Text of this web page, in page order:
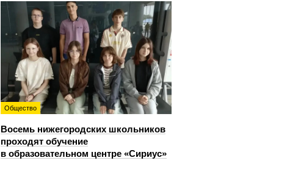
Общество
Восемь нижегородских школьников
проходят обучение
в образовательном центре «Сириус»